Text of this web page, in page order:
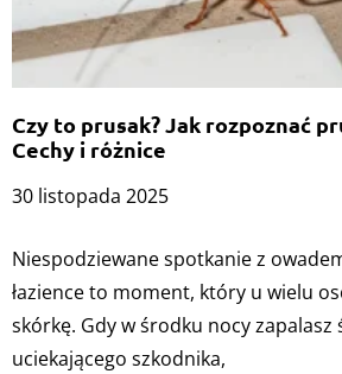
Czy to prusak? Jak rozpoznać
Cechy i różnice
30 listopada 2025
Niespodziewane spotkanie z
łazience to moment, który u wielu
skórkę. Gdy w środku nocy zapalasz
uciekającego szkodnika,